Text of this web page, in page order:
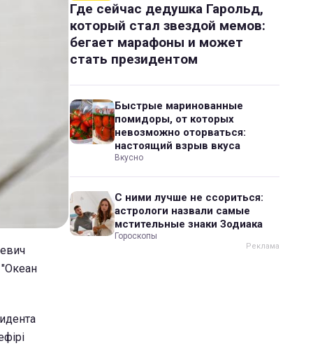
Где сейчас дедушка Гарольд,
который стал звездой мемов:
бегает марафоны и может
стать президентом
Быстрые маринованные
помидоры, от которых
невозможно оторваться:
настоящий взрыв вкуса
Вкусно
С ними лучше не ссориться:
астрологи назвали самые
мстительные знаки Зодиака
Гороскопы